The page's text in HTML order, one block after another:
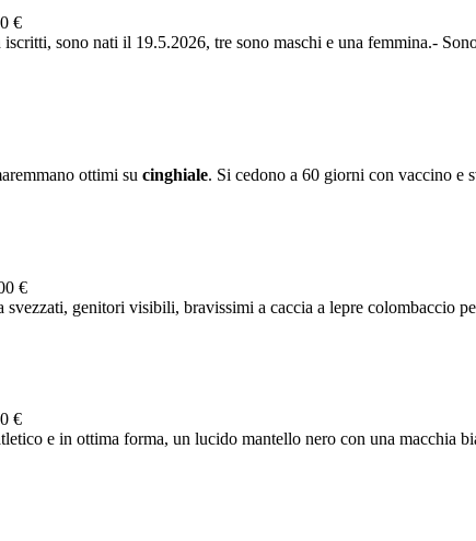
€
sono nati il 19.5.2026, tre sono maschi e una femmina.-
ottimi su cinghiale. Si cedono a 60 giorni con vaccino e
€
genitori visibili, bravissimi a caccia a lepre colombaccio
€
e in ottima forma, un lucido mantello nero con una macchia